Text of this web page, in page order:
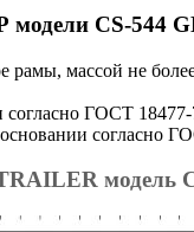
CS-544
рамы, массой не
согласно ГОСТ 18477-
согласно
модель